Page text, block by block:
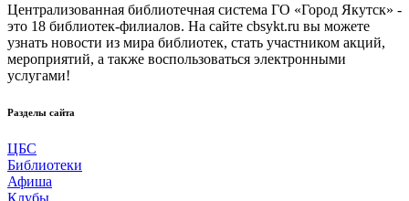
Централизованная библиотечная система ГО «Город Якутск» -
это 18 библиотек-филиалов. На сайте cbsykt.ru вы можете
узнать новости из мира библиотек, стать участником акций,
мероприятий, а также воспользоваться электронными
услугами!
Разделы сайта
ЦБС
Библиотеки
Афиша
Клубы